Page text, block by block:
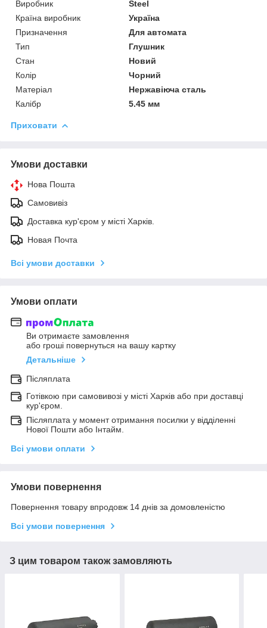
Виробник
Steel
Країна виробник
Україна
Призначення
Для автомата
Тип
Глушник
Стан
Новий
Колір
Чорний
Матеріал
Нержавіюча сталь
Калібр
5.45 мм
Приховати
Умови доставки
Нова Пошта
Самовивіз
Доставка кур'єром у місті Харків.
Новая Почта
Всі умови доставки
Умови оплати
Ви отримаєте замовлення
або гроші повернуться на вашу картку
Детальніше
Післяплата
Готівкою при самовивозі у місті Харків або при доставці
кур'єром.
Післяплата у момент отримання посилки у відділенні
Нової Пошти або Інтайм.
Всі умови оплати
Умови повернення
Повернення товару впродовж 14 днів за домовленістю
Всі умови повернення
З цим товаром також замовляють